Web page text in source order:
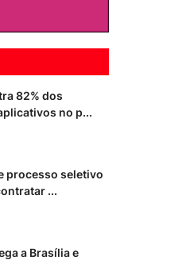
82% dos
no p...
processo seletivo
...
a Brasília e